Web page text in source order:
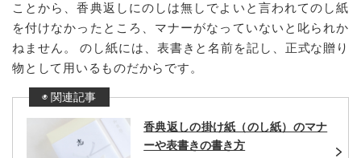
ことから、香典返しにのしは無しでよいと言われてのし紙
を付けなかったところ、マナーがなっていないと叱られか
ねません。 のし紙には、表書きと名前を記し、正式な贈り
物として用いるものだからです。
香典返しの掛け紙（のし紙）のマナ
ーや表書きの書き方